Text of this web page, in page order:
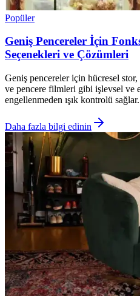
Popüler
Geniş Pencereler İçin
Seçenekleri ve Çözümleri
Geniş pencereler için hücresel
ve pencere filmleri gibi işlevsel ve
engellenmeden ışık kontrolü sağlar.
Daha fazla bilgi edinin